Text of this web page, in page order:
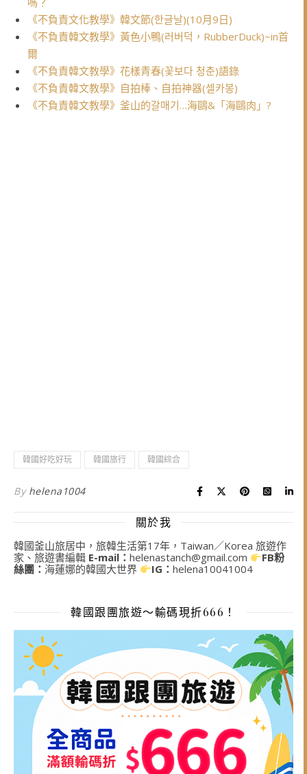
《不負責文化教學》韓文節(한글날)(10月9日)
《不負責韓文教學》黃色小鴨(러버덕，RubberDuck)~in首
爾
《不負責韓文教學》花樣青春(꽃보다 청춘)語錄
《不負責韓文教學》自拍棒、自拍神器(셀카봉)
《不負責韓文教學》釜山的갈매기…海鷗&「海鷗肉」?
韓國好吃好玩 韓國旅行 韓國綜合
By helena1004
關於我
韓國釜山旅居中，旅韓生活第17年，Taiwan／Korea 旅遊作
家、旅遊書編輯 E-mail： helenastanch@gmail.com
FB粉
絲團： 海蓮娜的韓國大世界 IG：helena10041004
韓國跟團旅遊～輸碼現折666！